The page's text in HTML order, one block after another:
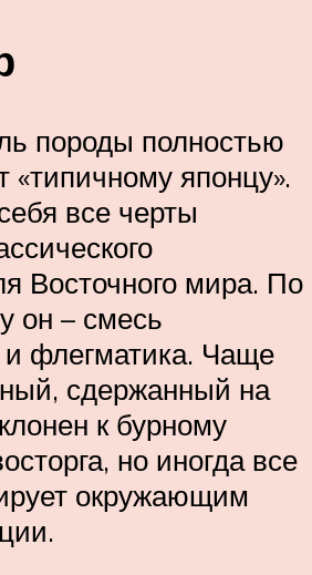
породы полностью
«типичному японцу».
все черты
Восточного мира. По
он – смесь
флегматика. Чаще
сдержанный на
к бурному
но иногда все
окружающим